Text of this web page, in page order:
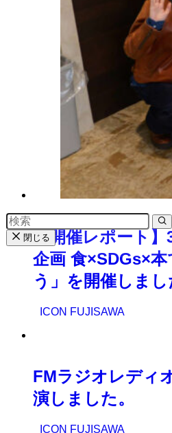
【開催レポート】
企画 食×SDGs×
う」を開催しまし
ICON FUJISAWA
FMラジオレディ
演しました。
ICON FUJISAWA
閉じる